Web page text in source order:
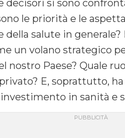
decisori si sono
le priorità e le
salute in generale?
un volano strategico
nostro Paese? Quale
E, soprattutto, ha
in sanità e